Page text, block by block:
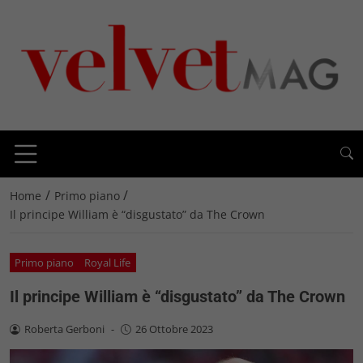
Home / Primo piano /
Il principe William è “disgustato” da The Crown
Primo piano Royal Life
Il principe William è “disgustato” da The Crown
Roberta Gerboni - 26 Ottobre 2023